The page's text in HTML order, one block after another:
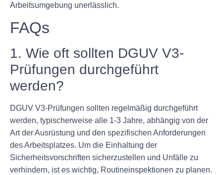
Arbeitsumgebung unerlässlich.
FAQs
1. Wie oft sollten DGUV V3-
Prüfungen durchgeführt
werden?
DGUV V3-Prüfungen sollten regelmäßig durchgeführt
werden, typischerweise alle 1-3 Jahre, abhängig von der
Art der Ausrüstung und den spezifischen Anforderungen
des Arbeitsplatzes. Um die Einhaltung der
Sicherheitsvorschriften sicherzustellen und Unfälle zu
verhindern, ist es wichtig, Routineinspektionen zu planen.